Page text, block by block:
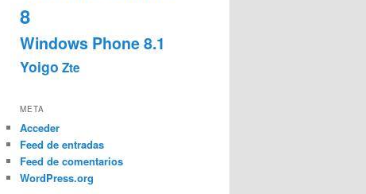
8
Windows Phone 8.1
Yoigo Zte
META
Acceder
Feed de entradas
Feed de comentarios
WordPress.org